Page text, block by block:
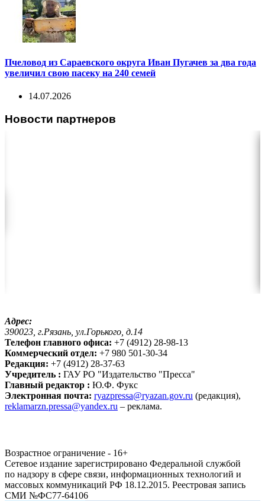
Пчеловод из Сараевского округа Иван Пугачев за два года
увеличил свою пасеку на 240 семей
14.07.2026
Новости партнеров
Адрес:
390023, г.Рязань, ул.Горького, д.14
Телефон главного офиса: +7 (4912) 28-98-13
Коммерческий отдел: +7 980 501-30-34
Редакция: +7 (4912) 28-37-63
Учредитель : ГАУ РО "Издательство "Пресса"
Главный редактор : Ю.Ф. Фукс
Электронная почта: ryazpressa@ryazan.gov.ru (редакция),
reklamarzn.pressa@yandex.ru – реклама.
Возрастное ограничение - 16+
Сетевое издание зарегистрировано Федеральной службой
по надзору в сфере связи, информационных технологий и
массовых коммуникаций РФ 18.12.2015. Реестровая запись
СМИ №ФС77-64106